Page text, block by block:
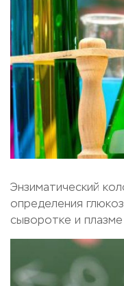
Энзиматический
определения
сыворотке и плазме